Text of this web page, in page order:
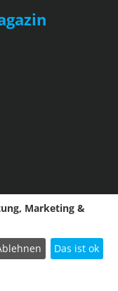
Marketing &
Das ist ok